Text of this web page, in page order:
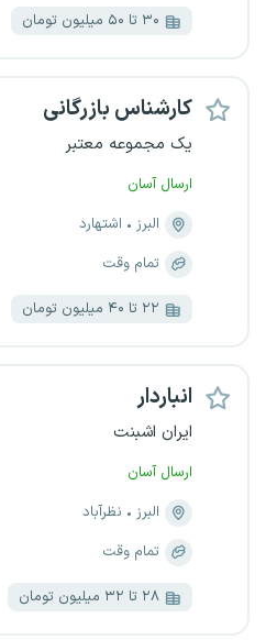
۳۰ تا ۵۰ میلیون تومان
کارشناس بازرگانی
یک مجموعه معتبر
ارسال آسان
البرز
اشتهارد
تمام وقت
۲۲ تا ۴۰ میلیون تومان
انباردار
ایران اشبنت
ارسال آسان
البرز
نظرآباد
تمام وقت
۲۸ تا ۳۲ میلیون تومان